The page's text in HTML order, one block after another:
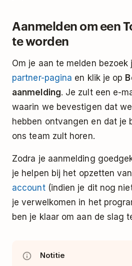
Aanmelden om een
te worden
Om je aan te melden
partner-pagina en klik je op
aanmelding. Je zult een e-
waarin we bevestigen dat
hebben ontvangen en dat je
ons team zult horen.
Zodra je aanmelding
je helpen bij het opzetten
account(indien je dit nog
je verwelkomen in het
ben je klaar om aan de slag
Notitie